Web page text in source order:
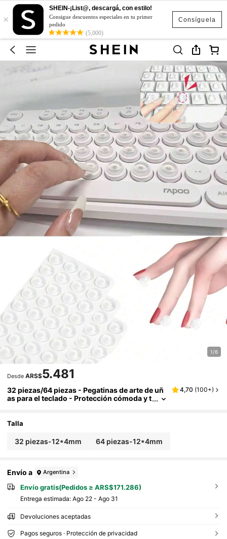
Consíguela
×
SHEIN-¡List@, descargá, con estilo!
Consigue descuentos especiales en tu primer
pedido
(5,000)
1/6
Desde ARS$5.481
32 piezas/64 piezas - Pegatinas de arte de uñ
as para el teclado - Protección cómoda y t
de uñas largas para teclear y jugar en laptop,
4,70 (100+)
Talla
32 piezas-12*4mm 64 piezas-12*4mm
Envío a Argentina
Envío gratis(Pedidos ≥ ARS$171.286)
Entrega estimada: Ago 22 - Ago 31
Devoluciones aceptadas
Pagos seguros · Protección de privacidad